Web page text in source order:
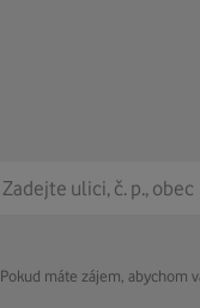
Pokud máte zájem, abychom